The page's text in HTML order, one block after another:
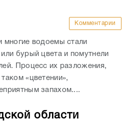
Комментарии
многие водоемы стали
бурый цвета и помутнели
Процесс их разложения,
«цветении»,
запахом....
области